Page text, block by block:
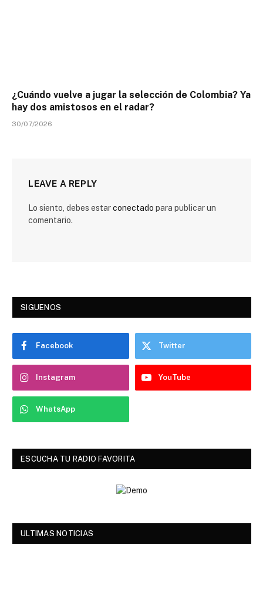
¿Cuándo vuelve a jugar la selección de Colombia? Ya
hay dos amistosos en el radar?
30/07/2026
LEAVE A REPLY
Lo siento, debes estarconectado para publicar un
comentario.
SIGUENOS
Facebook Twitter
Instagram YouTube
WhatsApp
ESCUCHA TU RADIO FAVORITA
ULTIMAS NOTICIAS